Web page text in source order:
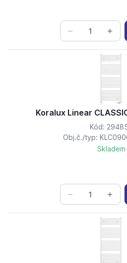
Koralux Linear
Kód:
Obj.č./typ:
Skladem